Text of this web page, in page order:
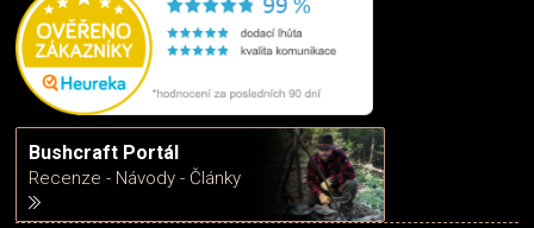
Bushcraft Portál
Recenze - Návody - Články